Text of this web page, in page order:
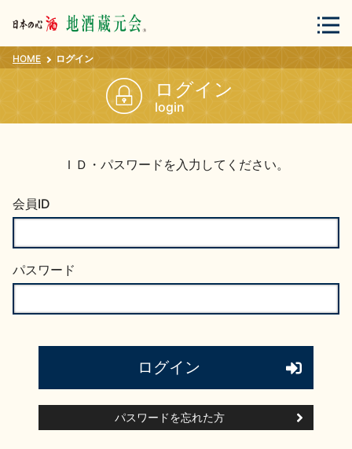
会員登録 ログイン
蔵元紀行
HOME ログイン
ログイン
login
ＩＤ・パスワードを入力してください。
会員ID
パスワード
ログイン
パスワードを忘れた方